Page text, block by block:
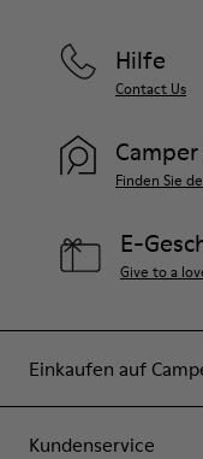
Einkaufen auf
Kundenservice
Hilfe
Contact Us
Finden Sie
E-
Give to a